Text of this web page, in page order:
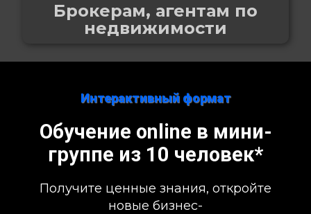
Брокерам, агентам по
недвижимости
Интерактивный формат
Обучение online в мини-
группе из 10 человек*
Получите ценные знания, откройте
новые бизнес-